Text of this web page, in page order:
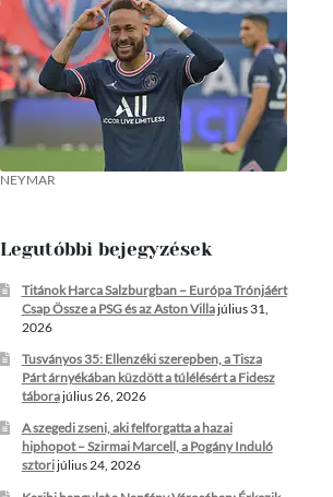
NEYMAR
Legutóbbi bejegyzések
Titánok Harca Salzburgban – Európa Trónjáért
Csap Össze a PSG és az Aston Villajúlius 31,
2026
Tusványos 35: Ellenzéki szerepben, a Tisza
Párt árnyékában küzdött a túlélésért a Fidesz
táborajúlius 26, 2026
A szegedi zseni, aki felforgatta a hazai
hiphopot – Szirmai Marcell, a Pogány Induló
sztorijúlius 24, 2026